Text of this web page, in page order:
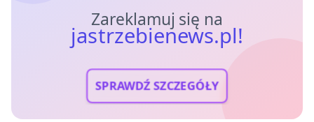
Zareklamuj się na
jastrzebienews.pl!
SPRAWDŹ SZCZEGÓŁY